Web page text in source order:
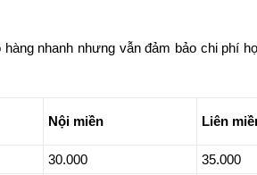
nhanh nhưng vẫn đảm bảo chi phí
Nội miền Liên
30.000
35.000